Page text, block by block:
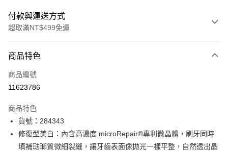
付款與運送方式
超取滿NT$499免運
icash Pay
信用卡一次付款
LINE Pay
Apple Pay
商品特色
商品編號
11623786
商品特色
貨號：284343
修復型美白：內含高濃度 microRepair®專利微晶體，刷牙同時
填補琺瑯質微細裂縫，讓牙齒表面像拋光一樣平整，自然透出晶